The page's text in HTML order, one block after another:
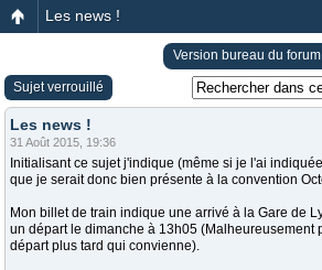
Les news !
Version bureau du forum
Sujet verrouillé
Les news !
31 Août 2015, 19:36
Initialisant ce sujet j'indique (même si je l'ai
que je serait donc bien présente à la convention
Mon billet de train indique une arrivé à la Gare de
un départ le dimanche à 13h05 (Malheureusement
départ plus tard qui convienne).